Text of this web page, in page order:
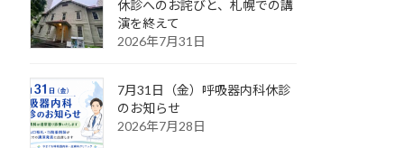
休診へのお詫びと、札幌での講
演を終えて
2026年7月31日
7月31日（金）呼吸器内科休診
のお知らせ
2026年7月28日